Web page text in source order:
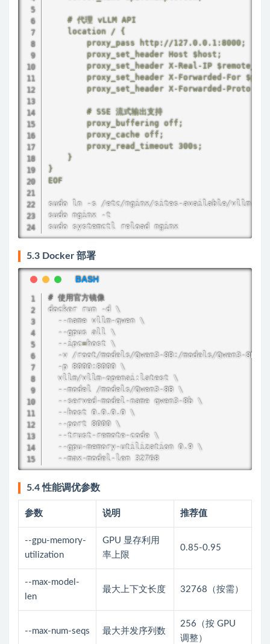
    # 代理 vLLM API
    location / {
        proxy_pass http://127.0.0.1:8000;
        proxy_set_header Host
$host ;
        proxy_set_header X-Real-IP
        proxy_set_header X-Forwarded-For
        proxy_set_header X-Forwarded-Proto
        # SSE 流式输出支持
        proxy_buffering off;
        proxy_cache off;
        proxy_read_timeout 300s;
    }
}
EOF
sudo
ln
sudo
sudo systemctl reload nginx
5.3 Docker 部署
# 使用官方镜像
docker run -d \
  --name vllm-qwen \
  --gpus all \
  --ipc
=host \
  -v /root/models/Qwen3-8B:/models/Qwen3-8B \
  -p 8000:8000 \
  vllm/vllm-openai:latest \
  --model /models/Qwen3-8B \
  --served-model-name qwen3-8b \
  --host 0.0.0.0 \
  --port 8000 \
  --trust-remote-code \
  --gpu-memory-utilization 0.9 \
  --max-model-len 32768
5.4 性能调优参数
参数 说明 推荐值
--gpu-memory-
utilization
GPU 显存利用
率上限
0.85-0.95
--max-model-
len
最大上下文长度 32768（按需）
--max-num-seqs 最大并发序列数
256（按 GPU
调整）